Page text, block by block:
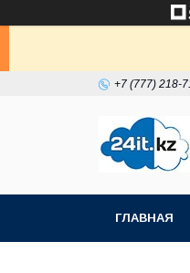
+7 (777) 218-
ГЛАВНАЯ